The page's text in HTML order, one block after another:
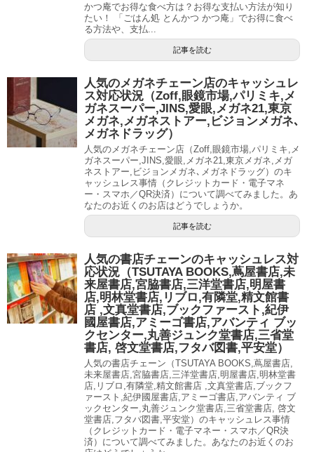
かつ庵でお得な食べ方は？お得な支払い方法が知り
たい！ 「ごはん処 とんかつ かつ庵」でお得に食べ
る方法や、支払...
記事を読む
人気のメガネチェーン店のキャッシュレ
ス対応状況（Zoff,眼鏡市場,パリミキ,メ
ガネスーパー,JINS,愛眼,メガネ21,東京
メガネ,メガネストアー,ビジョンメガネ､
メガネドラッグ）
人気のメガネチェーン店（Zoff,眼鏡市場,パリミキ,メ
ガネスーパー,JINS,愛眼,メガネ21,東京メガネ,メガ
ネストアー,ビジョンメガネ､メガネドラッグ）のキ
ャッシュレス事情（クレジットカード・電子マネ
ー・スマホ／QR決済）について調べてみました。あ
なたのお近くのお店はどうでしょうか。
記事を読む
人気の書店チェーンのキャッシュレス対
応状況（TSUTAYA BOOKS,蔦屋書店,未
来屋書店,宮脇書店,三洋堂書店,明屋書
店,明林堂書店,リブロ,有隣堂,精文館書
店 ,文真堂書店,ブックファースト,紀伊
國屋書店,アミーゴ書店,アバンティ ブッ
クセンター,丸善ジュンク堂書店,三省堂
書店, 啓文堂書店,フタバ図書,平安堂）
人気の書店チェーン（TSUTAYA BOOKS,蔦屋書店,
未来屋書店,宮脇書店,三洋堂書店,明屋書店,明林堂書
店,リブロ,有隣堂,精文館書店 ,文真堂書店,ブックフ
ァースト,紀伊國屋書店,アミーゴ書店,アバンティ ブ
ックセンター,丸善ジュンク堂書店,三省堂書店, 啓文
堂書店,フタバ図書,平安堂）のキャッシュレス事情
（クレジットカード・電子マネー・スマホ／QR決
済）について調べてみました。あなたのお近くのお